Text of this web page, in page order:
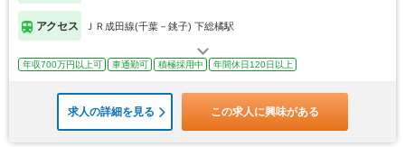
アクセス ＪＲ成田線(千葉－銚子) 下総橘駅
年収700万円以上可 車通勤可 積極採用中 年間休日120日以上
求人の詳細を見る この求人に興味がある